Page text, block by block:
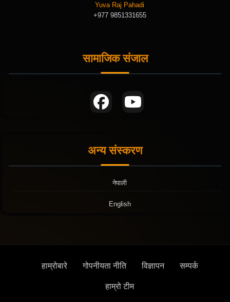
Yuva Raj Pahadi
+977 9851331655
सामाजिक संजाल
अन्य संस्करण
नेपाली
English
हाम्रोबारे गोपनीयता नीति विज्ञापन सम्पर्क
हाम्रो टीम